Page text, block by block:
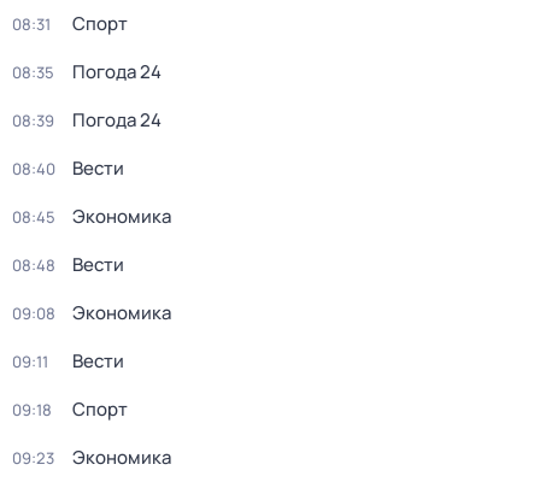
08:31 Спорт
08:35 Погода 24
08:39 Погода 24
08:40 Вести
08:45 Экономика
08:48 Вести
09:08 Экономика
09:11 Вести
09:18 Спорт
09:23 Экономика